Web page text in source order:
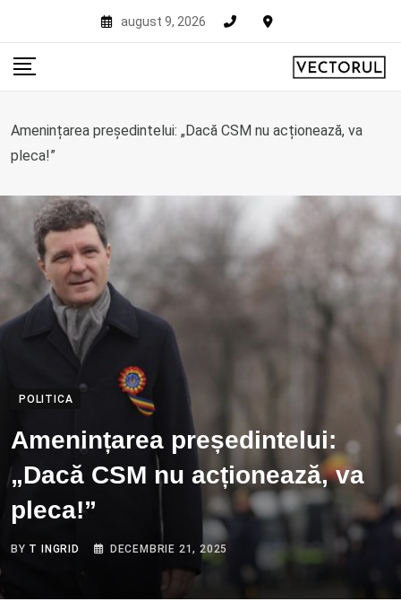
content
august 9, 2026
Amenințarea președintelui: „Dacă CSM nu acționează, va
pleca!”
POLITICA
Amenințarea președintelui:
„Dacă CSM nu acționează, va
pleca!”
BY T INGRID DECEMBRIE 21, 2025